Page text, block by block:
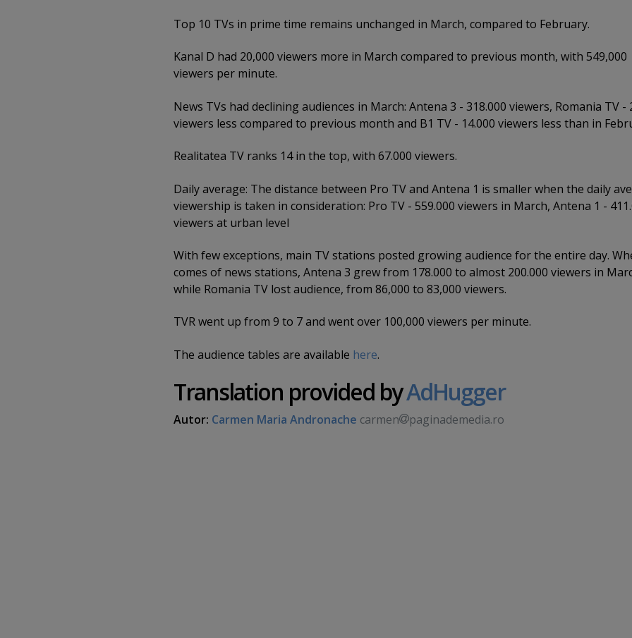
Top 10 TVs in prime time remains unchanged in March, compared to February.
Kanal D had 20,000 viewers more in March compared to previous month, with 549,000
viewers per minute.
News TVs had declining audiences in March: Antena 3 - 318.000 viewers, Romania TV -
viewers less compared to previous month and B1 TV - 14.000 viewers less than in
Realitatea TV ranks 14 in the top, with 67.000 viewers.
Daily average: The distance between Pro TV and Antena 1 is smaller when the daily
viewership is taken in consideration: Pro TV - 559.000 viewers in March, Antena 1 -
viewers at urban level
With few exceptions, main TV stations posted growing audience for the entire day.
comes of news stations, Antena 3 grew from 178.000 to almost 200.000 viewers in
while Romania TV lost audience, from 86,000 to 83,000 viewers.
TVR went up from 9 to 7 and went over 100,000 viewers per minute.
The audience tables are available here.
Translation provided byAdHugger
Autor: Carmen Maria Andronache carmen paginademedia.ro